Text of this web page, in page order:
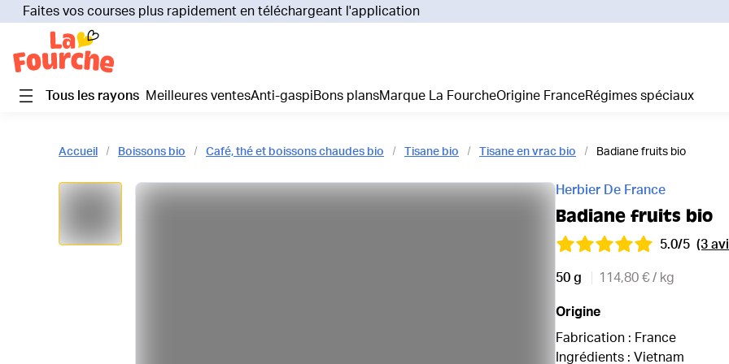
Faites vos courses plus rapidement en téléchargeant l'application
Je
Tous les rayons Meilleures ventes Anti-gaspi Bons plans Marque La Fourche Origine France Régimes spéciaux
Accueil Boissons bio Café, thé et boissons chaudes bio Tisane bio Tisane en vrac bio Badiane fruits bio
Herbier De France
Badiane fruits bio
5.0/5 (3
50 g 114,80 € / kg
Origine
Fabrication : France
Ingrédients : Vietnam